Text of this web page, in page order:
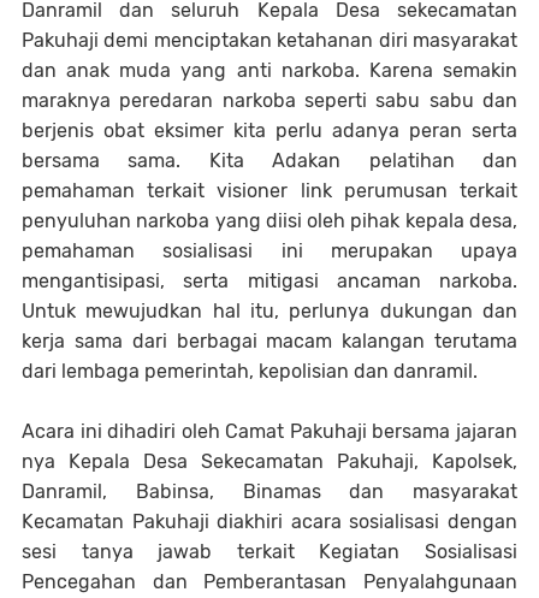
Danramil dan seluruh Kepala Desa sekecamatan
Pakuhaji demi menciptakan ketahanan diri masyarakat
dan anak muda yang anti narkoba. Karena semakin
maraknya peredaran narkoba seperti sabu sabu dan
berjenis obat eksimer kita perlu adanya peran serta
bersama sama. Kita Adakan pelatihan dan
pemahaman terkait visioner link perumusan terkait
penyuluhan narkoba yang diisi oleh pihak kepala desa,
pemahaman sosialisasi ini merupakan upaya
mengantisipasi, serta mitigasi ancaman narkoba.
Untuk mewujudkan hal itu, perlunya dukungan dan
kerja sama dari berbagai macam kalangan terutama
dari lembaga pemerintah, kepolisian dan danramil.
Acara ini dihadiri oleh Camat Pakuhaji bersama jajaran
nya Kepala Desa Sekecamatan Pakuhaji, Kapolsek,
Danramil, Babinsa, Binamas dan masyarakat
Kecamatan Pakuhaji diakhiri acara sosialisasi dengan
sesi tanya jawab terkait Kegiatan Sosialisasi
Pencegahan dan Pemberantasan Penyalahgunaan